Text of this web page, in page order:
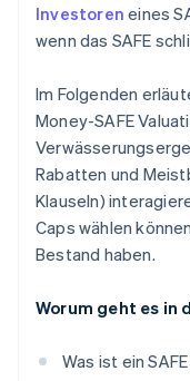
Investoren eines
wenn das SAFE
Im Folgenden
Money-SAFE
Rabatten und
Klauseln)
Caps wählen
Bestand haben.
Worum geht es in
Was ist ein